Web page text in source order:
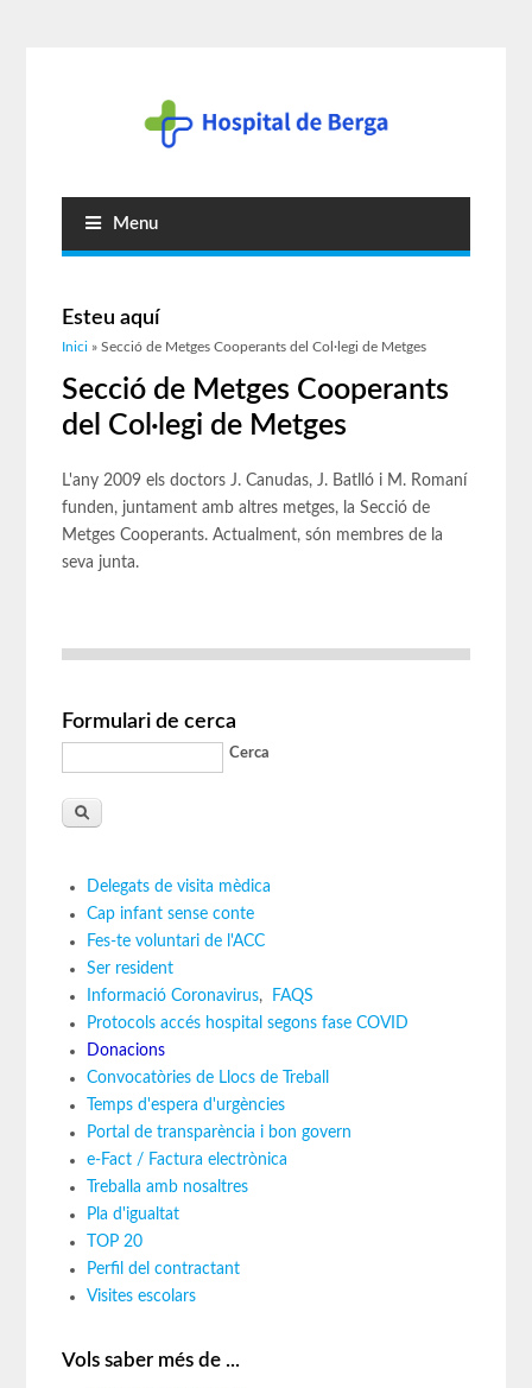
Menu
Esteu aquí
Inici » Secció de Metges Cooperants del Col·legi de Metges
Secció de Metges Cooperants
del Col·legi de Metges
L'any 2009 els doctors J. Canudas, J. Batlló i M. Romaní
funden, juntament amb altres metges, la Secció de
Metges Cooperants. Actualment, són membres de la
seva junta.
Formulari de cerca
Cerca
Delegats de visita mèdica
Cap infant sense conte
Fes-te voluntari de l'ACC
Ser resident
Informació Coronavirus,
FAQS
Protocols accés hospital segons fase COVID
Donacions
Convocatòries de Llocs de Treball
Temps d'espera d'urgències
Portal de transparència i bon govern
e-Fact / Factura electrònica
Treballa amb nosaltres
Pla d'igualtat
TOP 20
Perfil del contractant
Visites escolars
Vols saber més de ...